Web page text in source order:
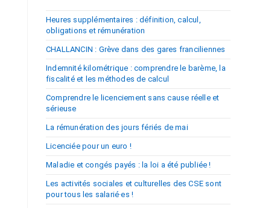
Heures supplémentaires : définition, calcul,
obligations et rémunération
CHALLANCIN : Grève dans des gares franciliennes
Indemnité kilométrique : comprendre le barème, la
fiscalité et les méthodes de calcul
Comprendre le licenciement sans cause réelle et
sérieuse
La rémunération des jours fériés de mai
Licenciée pour un euro !
Maladie et congés payés : la loi a été publiée !
Les activités sociales et culturelles des CSE sont
pour tous les salarié·es !